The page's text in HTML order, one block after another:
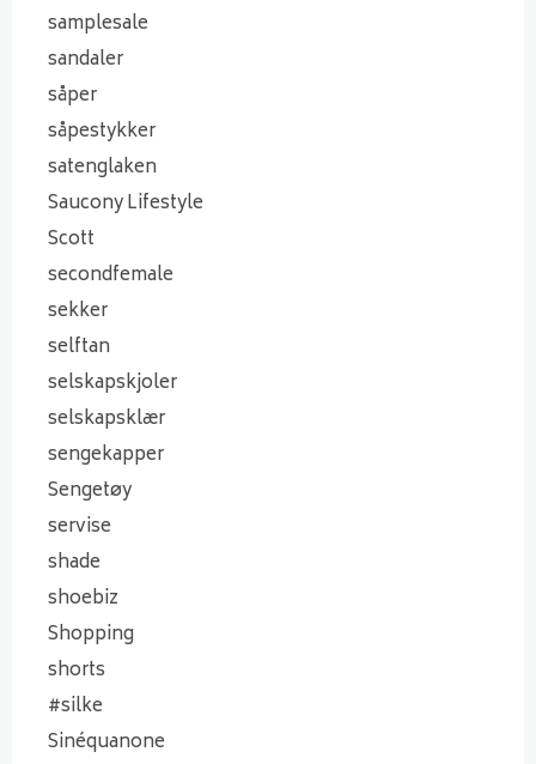
samplesale
sandaler
såper
såpestykker
satenglaken
Saucony Lifestyle
Scott
secondfemale
sekker
selftan
selskapskjoler
selskapsklær
sengekapper
Sengetøy
servise
shade
shoebiz
Shopping
shorts
#silke
Sinéquanone